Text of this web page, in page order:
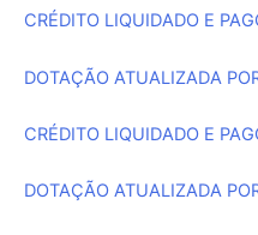
CRÉDITO LIQUIDADO E
DOTAÇÃO ATUALIZADA
CRÉDITO LIQUIDADO E
DOTAÇÃO ATUALIZADA